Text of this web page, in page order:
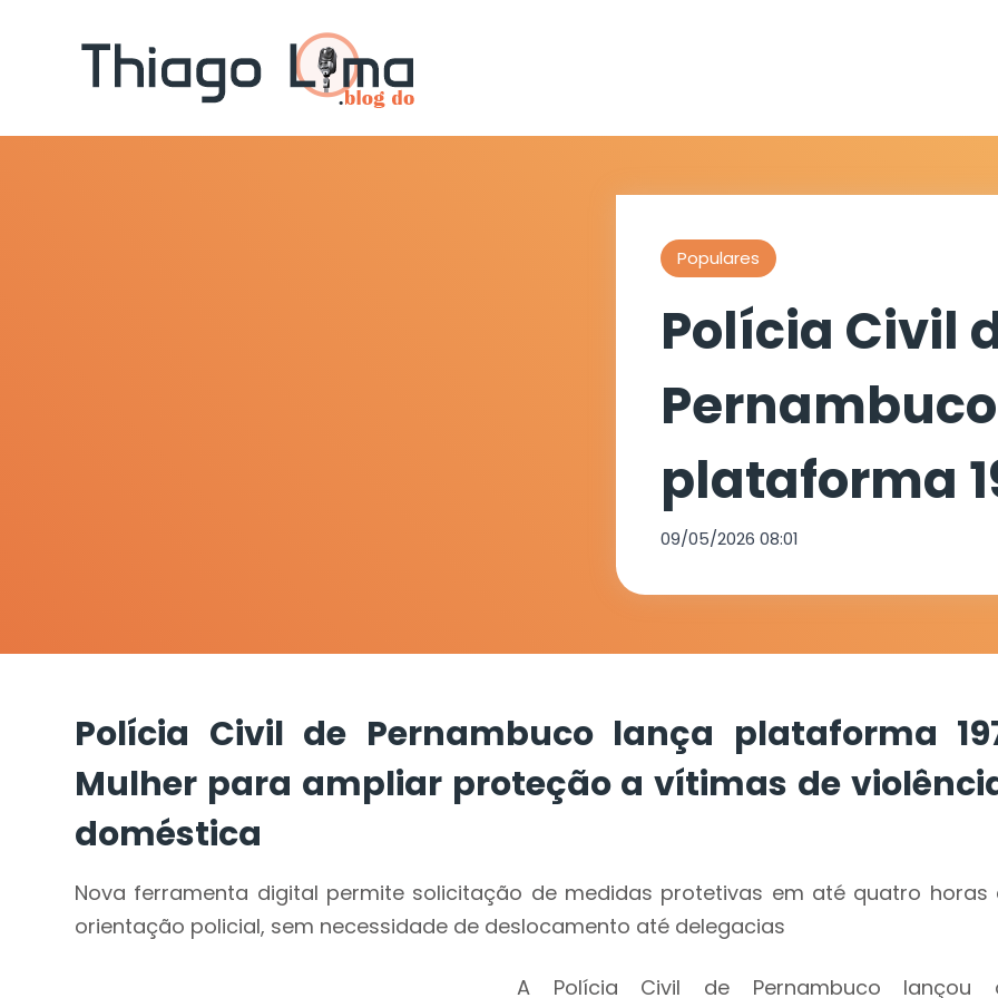
Populares
Polícia Civil
plataforma
para ampliar
doméstica
09/05/2026 08:01
Polícia Civil de Pernambuco lança plataforma
Mulher para ampliar proteção a vítimas de
doméstica
Nova ferramenta digital permite solicitação de medidas protetivas em até quatro horas
orientação policial, sem necessidade de deslocamento até delegacias
A Polícia Civil de Pernambuco lançou